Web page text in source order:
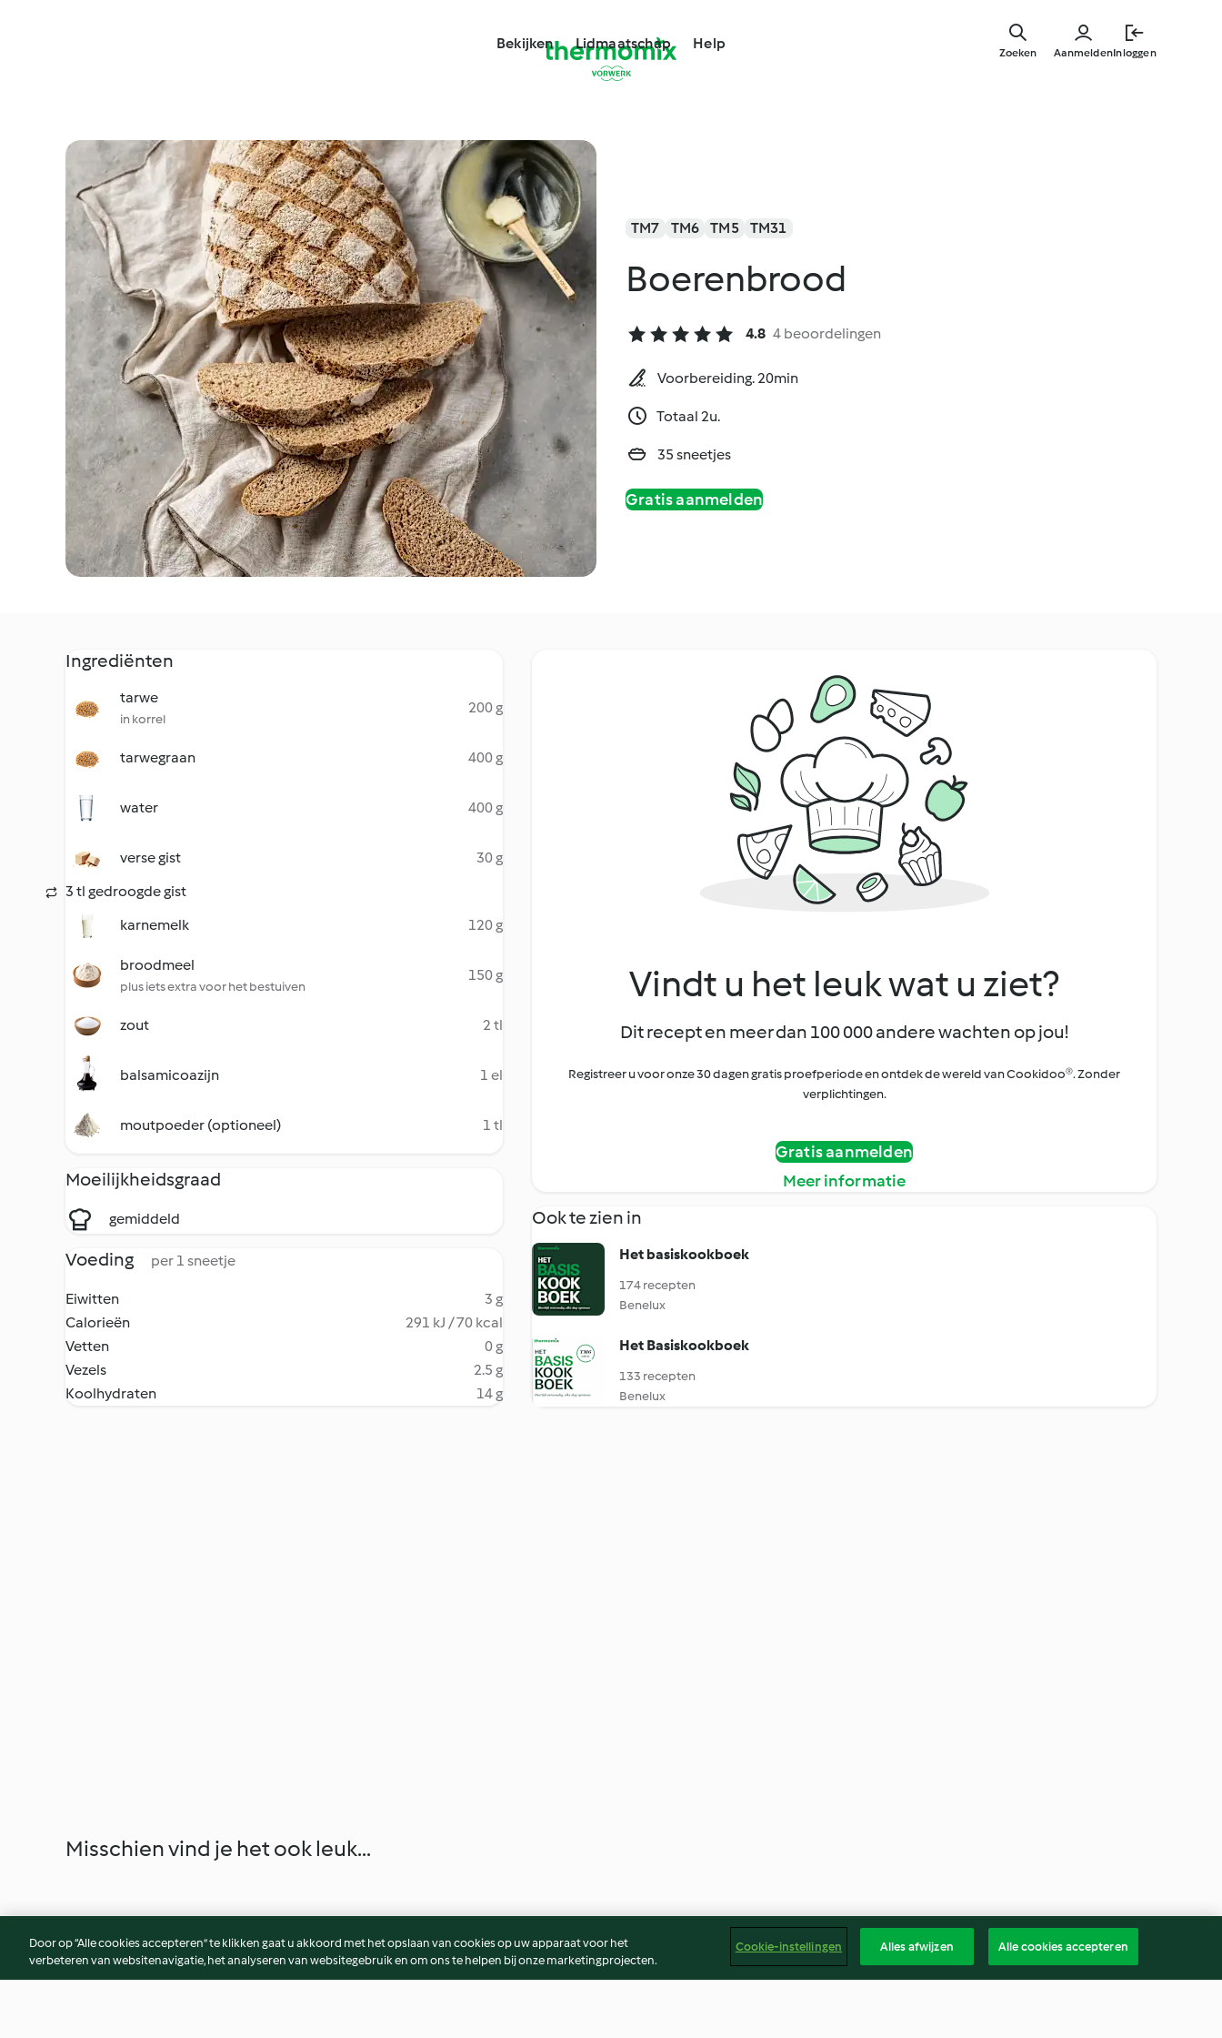
Bekijken Lidmaatschap Help
AanmeldenInloggen
Zoeken
TM7 TM6 TM5 TM31
Boerenbrood
4.8 4 beoordelingen
Voorbereiding. 20min
Totaal 2u.
35 sneetjes
Gratis aanmelden
Ingrediënten
tarwe
in korrel
200 g
tarwegraan 400 g
water 400 g
verse gist
30 g
3 tl gedroogde gist
karnemelk
120 g
broodmeel
plus iets extra voor het bestuiven
150 g
zout 2 tl
balsamicoazijn 1 el
moutpoeder (optioneel) 1 tl
Moeilijkheidsgraad
gemiddeld
Voeding per 1 sneetje
Eiwitten
3 g
Calorieën
291 kJ / 70 kcal
Vetten
0 g
Vezels
2.5 g
Koolhydraten
14 g
Vindt u het leuk wat u ziet?
Dit recept en meer dan 100 000 andere wachten op jou!
Registreer u voor onze 30 dagen gratis proefperiode en ontdek de wereld van Cookidoo®. Zonder
verplichtingen.
Gratis aanmelden
Meer informatie
Ook te zien in
Het basiskookboek
174 recepten
Benelux
Het Basiskookboek
133 recepten
Benelux
Misschien vind je het ook leuk...
Door op “Alle cookies accepteren” te klikken gaat u akkoord met het opslaan van cookies op uw apparaat voor het
verbeteren van websitenavigatie, het analyseren van websitegebruik en om ons te helpen bij onze marketingprojecten.
Cookie-instellingen Alles afwijzen Alle cookies accepteren